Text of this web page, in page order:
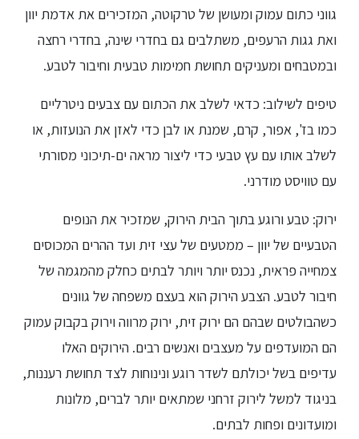
גווני כתום עמוק ומעושן של טרקוטה, המזכירים את אדמת יוון
ואת גגות הרעפים, משתלבים גם בחדרי שינה, בחדרי רחצה
ובמטבחים ומעניקים תחושת חמימות טבעית וחיבור לטבע.
טיפים לשילוב: כדאי לשלב את הכתום עם צבעים ניטרליים
כמו בז', אפור, קרם, שמנת או לבן כדי לאזן את הנועזות, או
לשלב אותו עם עץ טבעי כדי ליצור מראה ים-תיכוני מסורתי
עם טוויסט מודרני.
ירוק: טבע ורוגע בתוך הבית הירוק, שמזכיר את הנופים
הטבעיים של יוון – ממטעים של עצי זית ועד ההרים המכוסים
צמחייה פראית, נכנס יותר ויותר לבתים כחלק מהמגמה של
חיבור לטבע. הצבע הירוק הוא בעצם משפחה של גוונים
כשהבולטים שבהם הם ירוק זית, ירוק מרווה וירוק בקבוק עמוק
הם המועדפים על מעצבים ואנשים רבים. הירוקים האלו
עדיפים בשל יכולתם לשדר רוגע ונינוחות לצד תחושת רעננות,
בניגוד למשל לירוק זרחני שמתאים יותר לברים, מלונות
ומועדונים ופחות לבתים.